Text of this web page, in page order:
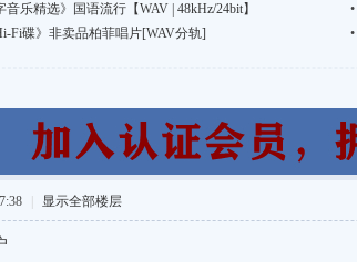
乐精选》国语流行【WAV | 48kHz/24bit】 •
Fi碟》非卖品柏菲唱片[WAV分轨] •
显示全部楼层